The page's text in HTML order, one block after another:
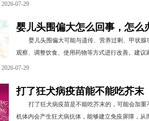
2026-07-29
婴儿头围偏大怎么回事，怎么
婴儿头围偏大可能与遗传、营养过剩、甲状
观察、调整饮食、使用药物等方式进行改善。建
2026-07-29
打了狂犬病疫苗能不能吃芥末
打了狂犬病疫苗是不能吃芥末的，可能会加
机体内会产生狂犬病抗体，能够建立免疫屏障，